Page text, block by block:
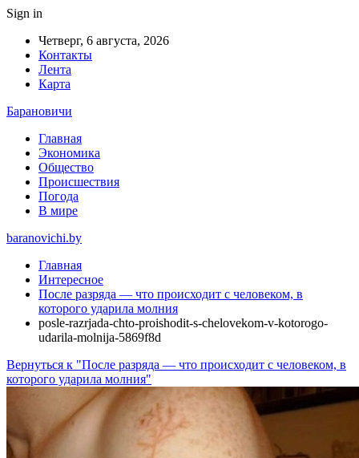
Sign in
Четверг, 6 августа, 2026
Контакты
Лента
Карта
Барановичи
Главная
Экономика
Общество
Происшествия
Погода
В мире
baranovichi.by
Главная
Интересное
После разряда — что происходит с человеком, в
которого ударила молния
posle-razrjada-chto-proishodit-s-chelovekom-v-kotorogo-
udarila-molnija-5869f8d
Вернуться к "После разряда — что происходит с человеком, в
которого ударила молния"